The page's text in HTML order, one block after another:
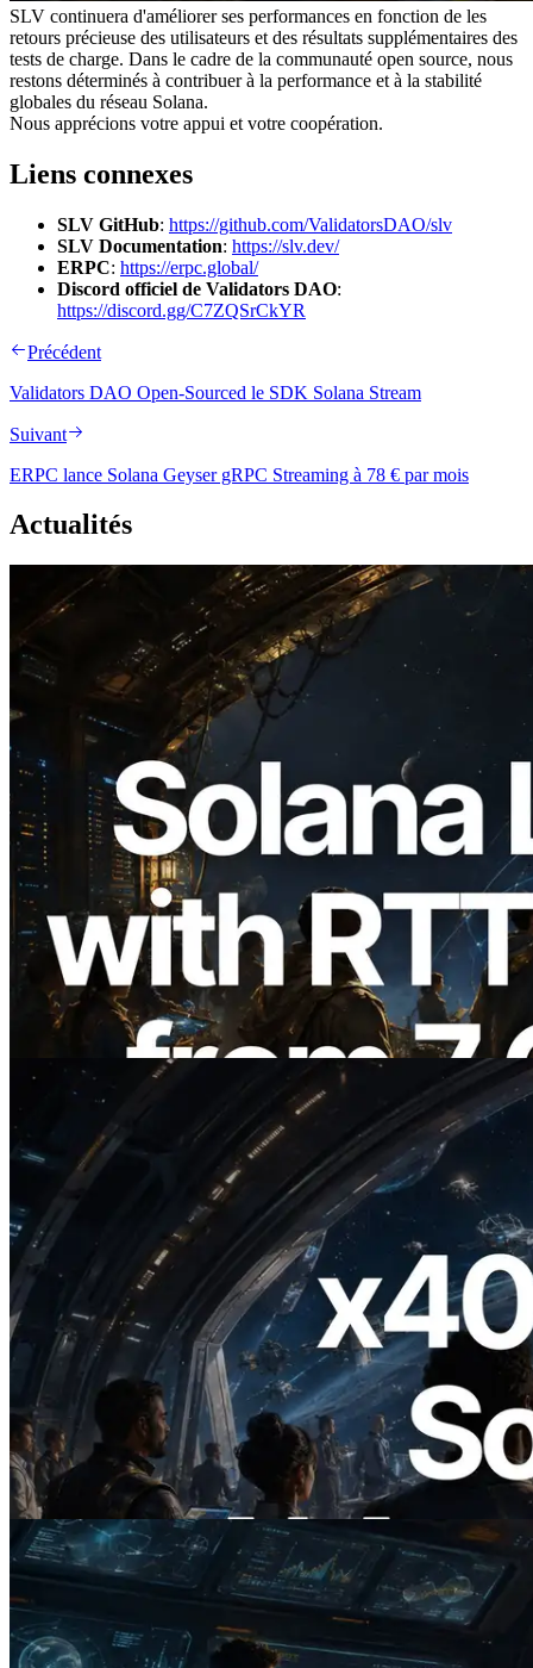
SLV continuera d'améliorer ses performances en fonction de les
retours précieuse des utilisateurs et des résultats supplémentaires des
tests de charge. Dans le cadre de la communauté open source, nous
restons déterminés à contribuer à la performance et à la stabilité
globales du réseau Solana.
Nous apprécions votre appui et votre coopération.
Liens connexes
SLV GitHub: https://github.com/ValidatorsDAO/slv
SLV Documentation: https://slv.dev/
ERPC: https://erpc.global/
Discord officiel de Validators DAO:
https://discord.gg/C7ZQSrCkYR
Précédent
Validators DAO Open-Sourced le SDK Solana Stream
Suivant
ERPC lance Solana Geyser gRPC Streaming à 78 € par mois
Actualités
2026.08.05
ERPC étend l’API Solana Leader Slot
avec la mesure du ping depuis 7 régions
du monde — l’API Validators
Information est également lancée
2026.07.04
ERPC lance un RPC Solana compatible
x402 — L'ère où les agents IA paient à la
demande les API dont ils ont besoin
Lire cet article